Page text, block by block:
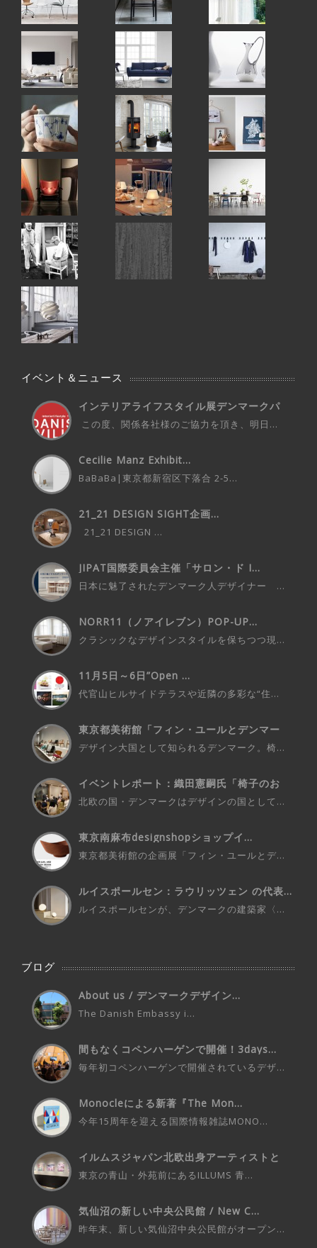
イベント＆ニュース
インテリアライフスタイル展デンマークパ
この度、関係各社様のご協力を頂き、明日...
Cecilie Manz Exhibit...
BaBaBa|東京都新宿区下落合 2-5...
21_21 DESIGN SIGHT企画...
21_21 DESIGN ...
JIPAT国際委員会主催「サロン・ド I...
日本に魅了されたデンマーク人デザイナー ...
NORR11（ノアイレブン）POP-UP...
クラシックなデザインスタイルを保ちつつ現...
11月5日～6日”Open ...
代官山ヒルサイドテラスや近隣の多彩な“住...
東京都美術館「フィン・ユールとデンマー
デザイン大国として知られるデンマーク。椅...
イベントレポート：織田憲嗣氏「椅子のお
北欧の国・デンマークはデザインの国として...
東京南麻布designshopショップイ...
東京都美術館の企画展「フィン・ユールとデ...
ルイスポールセン：ラウリッツェン の代表...
ルイスポールセンが、デンマークの建築家〈...
ブログ
About us / デンマークデザイン...
The Danish Embassy i...
間もなくコペンハーゲンで開催！3days...
毎年初コペンハーゲンで開催されているデザ...
Monocleによる新著『The Mon...
今年15周年を迎える国際情報雑誌MONO...
イルムスジャパン北欧出身アーティストと
東京の青山・外苑前にあるILLUMS 青...
気仙沼の新しい中央公民館 / New C...
昨年末、新しい気仙沼中央公民館がオープン...